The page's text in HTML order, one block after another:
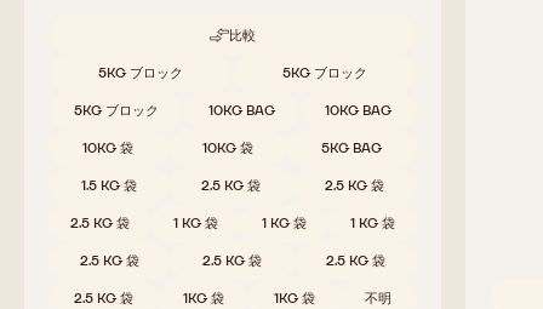
比較
-
取扱サイズ5KG ブロック 5KG ブロック
5KG ブロック 10KG BAG 10KG BAG
10KG 袋 10KG 袋 5KG BAG
1.5 KG 袋 2.5 KG 袋 2.5 KG 袋
2.5 KG 袋 1 KG 袋 1 KG 袋 1 KG 袋
2.5 KG 袋 2.5 KG 袋 2.5 KG 袋
2.5 KG 袋 1KG 袋 1KG 袋 不明